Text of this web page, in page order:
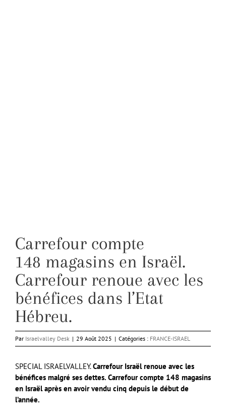
Carrefour compte
148 magasins en Israël.
Carrefour renoue avec les
bénéfices dans l’Etat
Hébreu.
Par Israelvalley Desk | 29 Août 2025 | Catégories : FRANCE-ISRAEL
SPECIAL ISRAELVALLEY.Carrefour Israël renoue avec les
bénéfices malgré ses dettes. Carrefour compte 148 magasins
en Israël après en avoir vendu cinq depuis le début de
l’année.